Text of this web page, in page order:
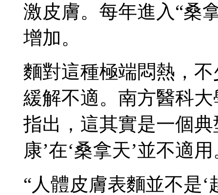
激皮膚。每年進入“桑
增加。
麵對這種極端悶熱，
緩解不適。南方醫科
指出，這其實是一個
康’在‘桑拿天’並不適用
“人體皮膚表麵並不是